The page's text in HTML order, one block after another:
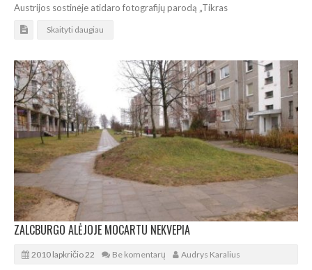
Austrijos sostinėje atidaro fotografijų parodą „Tikras
Skaityti daugiau
ZALCBURGO ALĖJOJE MOCARTU NEKVEPIA
2010 lapkričio 22 Be komentarų Audrys Karalius